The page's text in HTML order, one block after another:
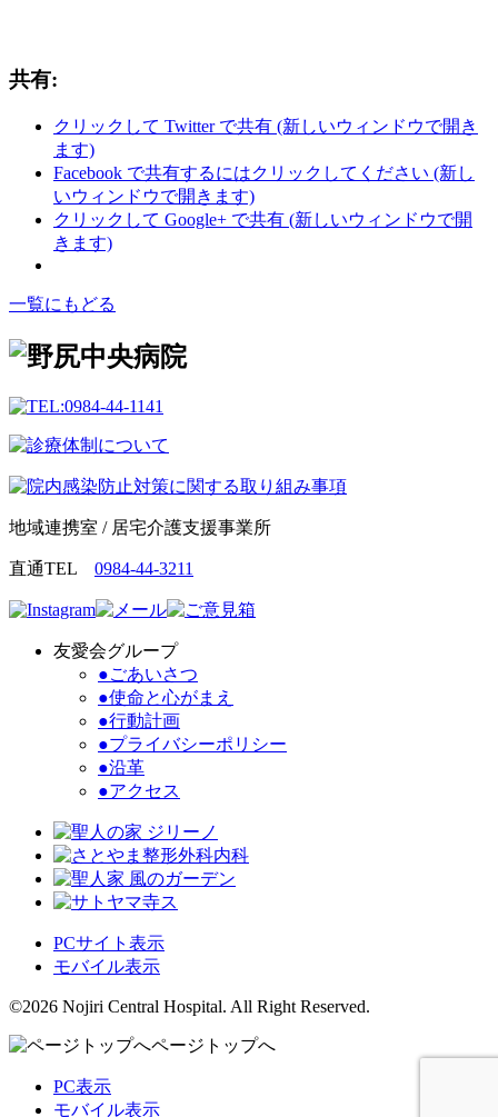
共有:
クリックして Twitter で共有 (新しいウィンドウで開き
ます)
Facebook で共有するにはクリックしてください (新し
いウィンドウで開きます)
クリックして Google+ で共有 (新しいウィンドウで開
きます)
一覧にもどる
地域連携室 / 居宅介護支援事業所
直通TEL 0984-44-3211
友愛会グループ
●ごあいさつ
●使命と心がまえ
●行動計画
●プライバシーポリシー
●沿革
●アクセス
PCサイト表示
モバイル表示
©2026 Nojiri Central Hospital. All Right Reserved.
ページトップへ
PC表示
モバイル表示